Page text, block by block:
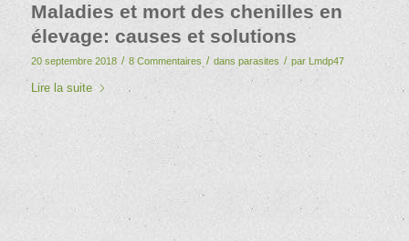
Maladies et mort des chenilles en
élevage: causes et solutions
20 septembre 2018 / 8 Commentaires / dans parasites / par Lmdp47
Lire la suite